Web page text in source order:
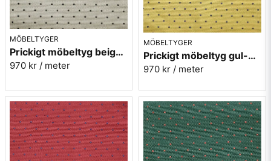
MÖBELTYGER
Prickigt möbeltyg beige Micro nr.02
970 kr / meter
MÖBELTYGER
Prickigt möbeltyg gul-blå Micro nr.10
970 kr / meter